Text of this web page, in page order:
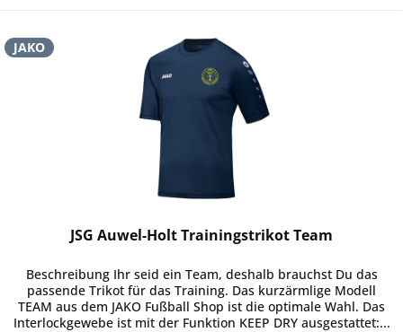
JAKO
JSG Auwel-Holt Trainingstrikot Team
Beschreibung Ihr seid ein Team, deshalb brauchst Du das
passende Trikot für das Training. Das kurzärmlige Modell
TEAM aus dem JAKO Fußball Shop ist die optimale Wahl. Das
Interlockgewebe ist mit der Funktion KEEP DRY ausgestattet:...